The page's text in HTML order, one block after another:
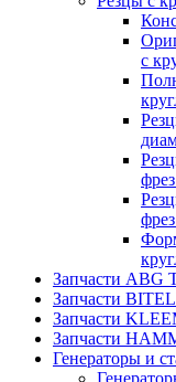
с
Запчасти ABG
Запчасти
Запчасти
Запчасти
Генераторы и